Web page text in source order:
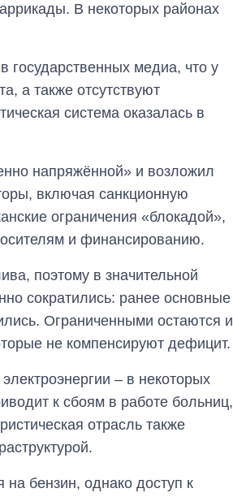
В некоторых районах
государственных медиа, что у
а также отсутствуют
система оказалась в
напряжённой» и возложил
включая санкционную
ограничения «блокадой»,
и финансированию.
поэтому в значительной
сократились: ранее основные
Ограниченными остаются и
не компенсируют дефицит.
– в некоторых
к сбоям в работе больниц,
отрасль также
бензин, однако доступ к
Как за 10 лет
изменилось
магистратуру и
аспирантуру